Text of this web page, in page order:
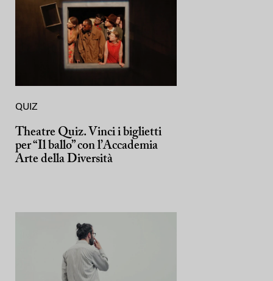
QUIZ
Theatre Quiz. Vinci i biglietti
per “Il ballo” con l’Accademia
Arte della Diversità